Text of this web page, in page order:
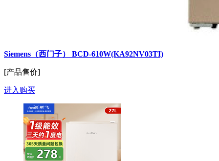
Siemens（西门子） BCD-610W(KA92NV03TI)
[产品售价]
进入购买